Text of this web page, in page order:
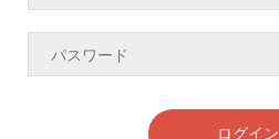
ログイン